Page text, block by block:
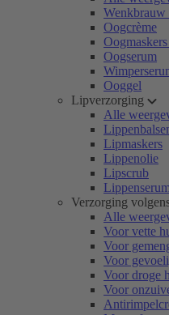
Wenkbrauw
Oogcrème
Oogserum
Ooggel
Lipverzorging
Alle
Lipmaskers
Lippenolie
Lipscrub
Lippenserum
Verzorging
Alle
Voor vette
Voor
Voor
Voor droge
Voor